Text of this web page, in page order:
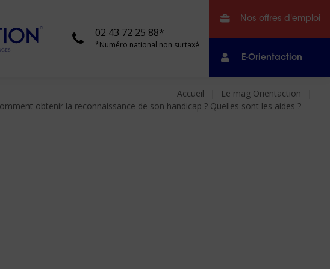
02 43 72 25 88*
*Numéro national non surtaxé
Nos offres d'emploi
E-Orientaction
Accueil
Le mag Orientaction
obtenir la reconnaissance de son handicap ? Quelles sont les aides ?